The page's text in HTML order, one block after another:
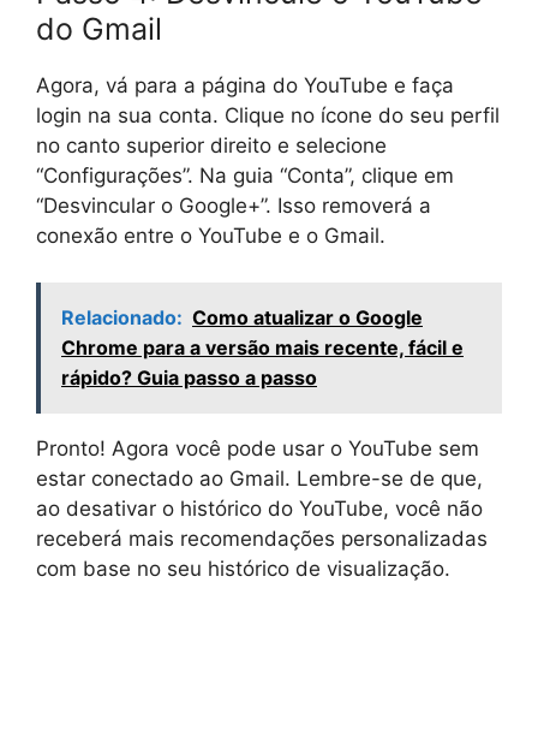
do Gmail
Agora, vá para a página do YouTube e faça
login na sua conta. Clique no ícone do seu perfil
no canto superior direito e selecione
“Configurações”. Na guia “Conta”, clique em
“Desvincular o Google+”. Isso removerá a
conexão entre o YouTube e o Gmail.
Relacionado: Como atualizar o Google
Chrome para a versão mais recente, fácil e
rápido? Guia passo a passo
Pronto! Agora você pode usar o YouTube sem
estar conectado ao Gmail. Lembre-se de que,
ao desativar o histórico do YouTube, você não
receberá mais recomendações personalizadas
com base no seu histórico de visualização.